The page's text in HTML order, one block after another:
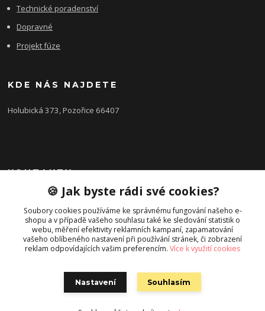
Technické poradenství
Dopravné
Projekt fúze
KDE NÁS NAJDETE
Holubická 373, Pozořice 66407
KONTAKTY
Zákaznická podpora FEROBET s.r.o.
+420 602 516 225
(Letní období Po-Pá, 7:00-16:00hod.)
pozorice@ferobet.cz
🍪 Jak byste rádi své cookies?
Soubory cookies používáme ke správnému fungování našeho e-
shopu a v případě vašeho souhlasu také ke sledování statistik o
webu, měření efektivity reklamních kampaní, zapamatování
vašeho oblíbeného nastavení při používání stránek, či zobrazení
reklam odpovídajících vašim preferencím. Více k využití cookies
Nastavení Souhlasím